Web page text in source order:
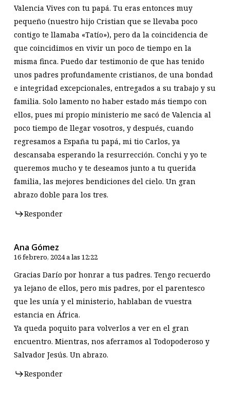
Valencia Vives con tu papá. Tu eras entonces muy
pequeño (nuestro hijo Cristian que se llevaba poco
contigo te llamaba «Tatío»), pero da la coincidencia de
que coincidimos en vivir un poco de tiempo en la
misma finca. Puedo dar testimonio de que has tenido
unos padres profundamente cristianos, de una bondad
e integridad excepcionales, entregados a su trabajo y su
familia. Solo lamento no haber estado más tiempo con
ellos, pues mi propio ministerio me sacó de Valencia al
poco tiempo de llegar vosotros, y después, cuando
regresamos a España tu papá, mi tio Carlos, ya
descansaba esperando la resurrección. Conchi y yo te
queremos mucho y te deseamos junto a tu querida
familia, las mejores bendiciones del cielo. Un gran
abrazo doble para los tres.
Responder
Ana Gómez
16 febrero, 2024 a las 12:22
Gracias Darío por honrar a tus padres. Tengo recuerdo
ya lejano de ellos, pero mis padres, por el parentesco
que les unía y el ministerio, hablaban de vuestra
estancia en África.
Ya queda poquito para volverlos a ver en el gran
encuentro. Mientras, nos aferramos al Todopoderoso y
Salvador Jesús. Un abrazo.
Responder